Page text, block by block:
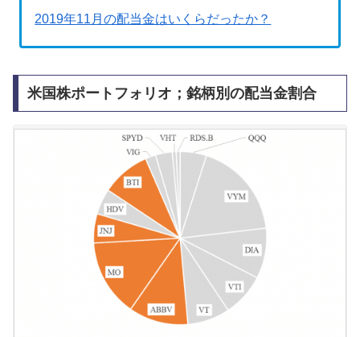
2019年11月の配当金はいくらだったか？
米国株ポートフォリオ；銘柄別の配当金割合